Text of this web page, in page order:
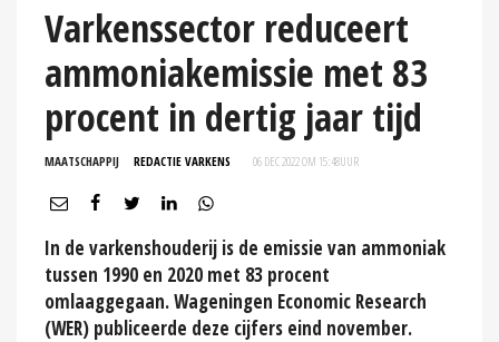
Varkenssector reduceert
ammoniakemissie met 83
procent in dertig jaar tijd
MAATSCHAPPIJ REDACTIE VARKENS 06 DEC 2022 OM 15:48UUR
In de varkenshouderij is de emissie van ammoniak
tussen 1990 en 2020 met 83 procent
omlaaggegaan. Wageningen Economic Research
(WER) publiceerde deze cijfers eind november.